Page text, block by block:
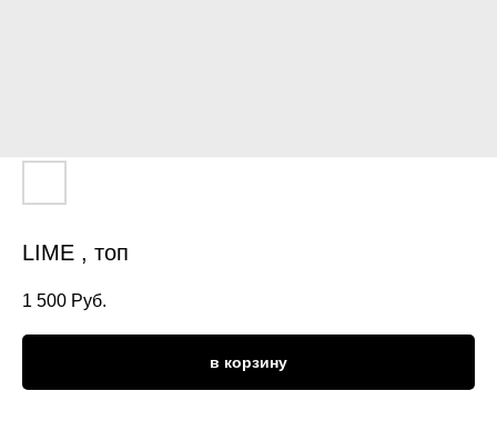
LIME , топ
1 500 Руб.
в корзину